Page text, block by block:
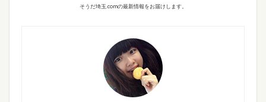
そうだ埼玉.comの最新情報をお届けします。